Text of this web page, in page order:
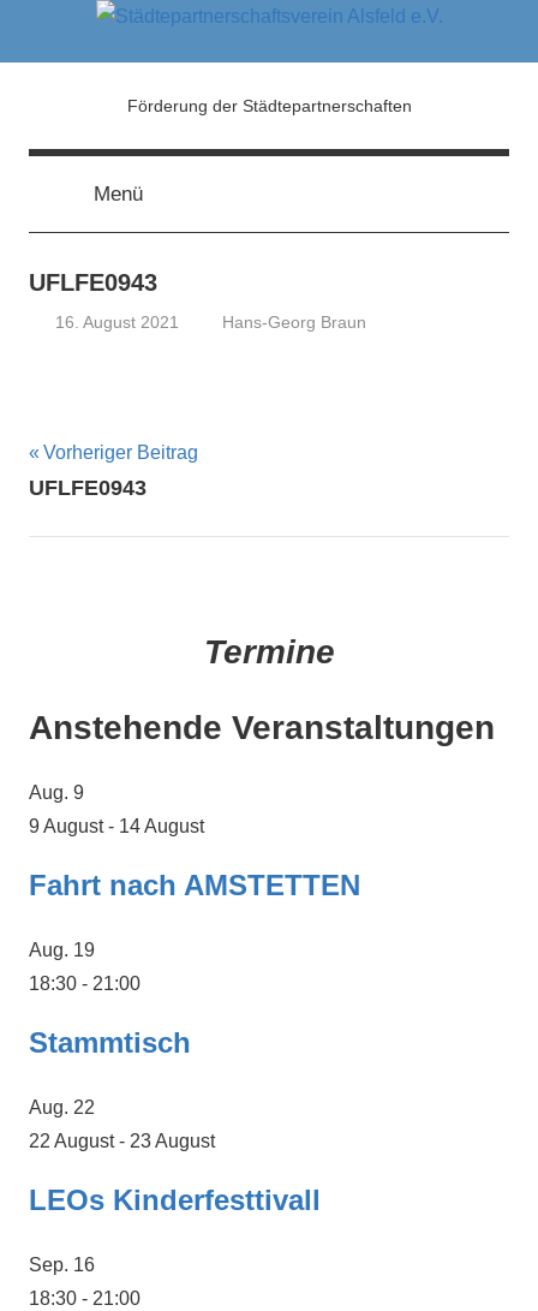
Alsfeld
e.V.
Förderung der Städtepartnerschaften
Menü
UFLFE0943
16. August 2021 Hans-Georg Braun
Beitragsnavigation
Vorheriger Beitrag
UFLFE0943
Termine
Anstehende Veranstaltungen
Aug. 9
9 August- 14 August
Fahrt nach AMSTETTEN
Aug. 19
18:30 - 21:00
Stammtisch
Aug. 22
22 August- 23 August
LEOs Kinderfesttivall
Sep. 16
18:30 - 21:00